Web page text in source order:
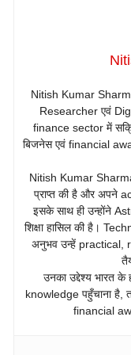
Nitish Kumar
Researcher एवं
finance sector में
बिजनेस एवं financial
Nitish Kumar
प्राप्त की है और अपने
इसके साथ ही उन्होंने
शिक्षा हासिल की है।
अनुभव उन्हें practical,
उनका उद्देश्य भारत
knowledge पहुँचाना
financial